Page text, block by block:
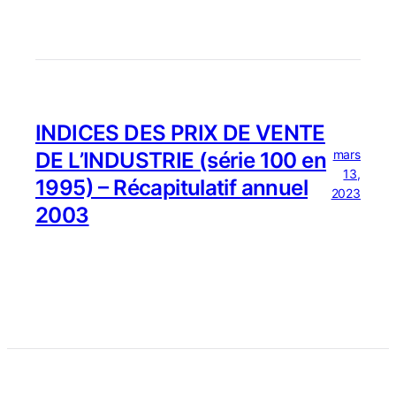
INDICES DES PRIX DE VENTE
DE L’INDUSTRIE (série 100 en
1995) – Récapitulatif annuel
2003
mars
13,
2023